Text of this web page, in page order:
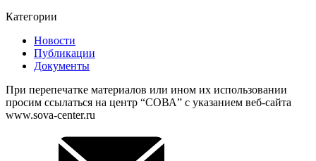
Категории
Новости
Публикации
Документы
При перепечатке материалов или ином их использовании
просим ссылаться на центр “СОВА” с указанием веб-сайта
www.sova-center.ru